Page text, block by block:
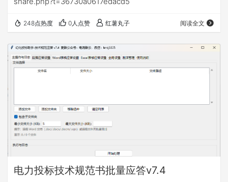
248点热度 0人点赞 红薯丸子 阅读全文
电力投标技术规范书批量应答v7.4